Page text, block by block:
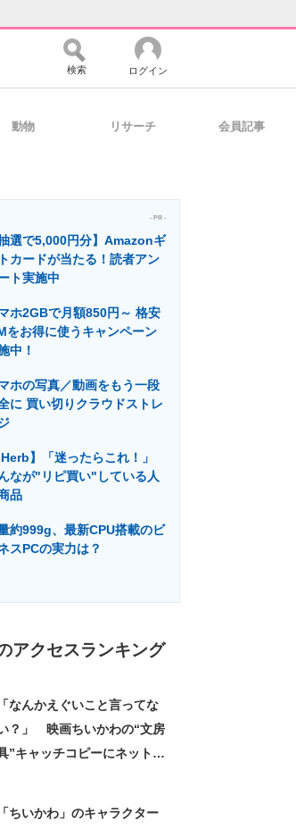
マーケ×ITの今がよく分かる
建設×テクノロジーの最前線
検索 ログイン
動物 リサーチ 会員記事
- PR -
抽選で5,000円分】Amazonギ
カードが当たる！読者アン
ト実施中
ホ2GBで月額850円～ 格安
をお得に使うキャンペーン
中！
ホの写真／動画をもう一段
に 買い切りクラウドストレ
iHerb】「迷ったらこれ！」
なが"リピ買い"している人
品
約999g、最新CPU搭載のビ
スPCの実力は？
アクセスランキング
「なんかえぐいこと言ってな
？」 映画ちいかわの“文房
”キャッチコピーにネット騒
「ちいかわ」のキャラクター